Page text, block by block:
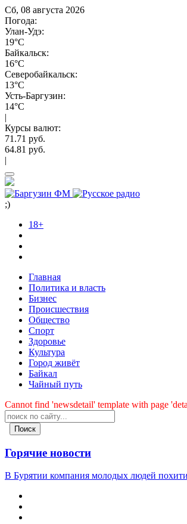
Сб, 08 августа 2026
Погода:
Улан-Удэ:
19°C
Байкальск:
16°C
Северобайкальск:
13°C
Усть-Баргузин:
14°C
|
Курсы валют:
71.71 руб.
64.81 руб.
|
;)
18+
Главная
Политика и власть
Бизнес
Происшествия
Общество
Cпорт
Здоровье
Культура
Город живёт
Байкал
Чайный путь
Cannot find 'newsdetail' template with page
Поиск
Горячие новости
В Бурятии компания молодых людей